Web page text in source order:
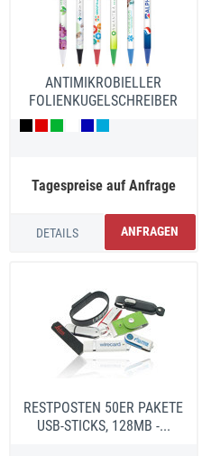
ANTIMIKROBIELLER
FOLIENKUGELSCHREIBER
ASTAIRE
Tagespreise auf Anfrage
DETAILS ANFRAGEN
RESTPOSTEN 50ER PAKETE
USB-STICKS, 128MB -...